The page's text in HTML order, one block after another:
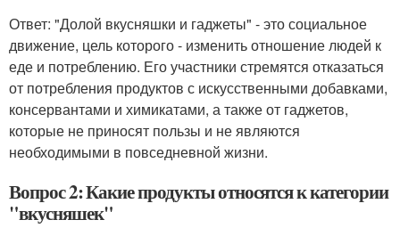
Ответ: "Долой вкусняшки и гаджеты" - это социальное
движение, цель которого - изменить отношение людей к
еде и потреблению. Его участники стремятся отказаться
от потребления продуктов с искусственными добавками,
консервантами и химикатами, а также от гаджетов,
которые не приносят пользы и не являются
необходимыми в повседневной жизни.
Вопрос 2: Какие продукты относятся к категории
"вкусняшек"